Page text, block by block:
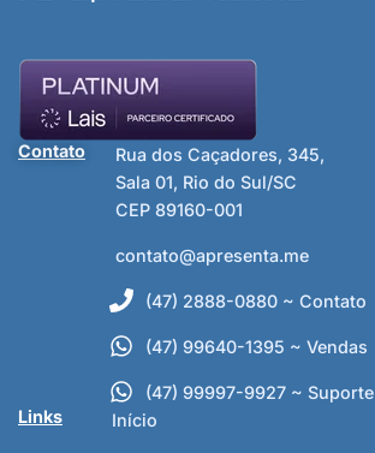
Contato
Rua dos Caçadores, 345,
Sala 01, Rio do Sul/SC
CEP 89160-001
contato@apresenta.me
(47) 2888-0880 ~ Contato
(47) 99640-1395 ~ Vendas
(47) 99997-9927 ~ Suporte
Links
Início